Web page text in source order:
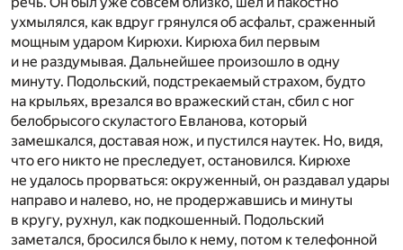
ухмылялся, как вдруг грянулся об асфальт, сраженный
мощным ударом Кирюхи. Кирюха бил первым
и не раздумывая. Дальнейшее произошло в одну
минуту. Подольский, подстрекаемый страхом, будто
на крыльях, врезался во вражеский стан, сбил с ног
белобрысого скуластого Евланова, который
замешкался, доставая нож, и пустился наутек. Но, видя,
что его никто не преследует, остановился. Кирюхе
не удалось прорваться: окруженный, он раздавал удары
направо и налево, но, не продержавшись и минуты
в кругу, рухнул, как подкошенный. Подольский
заметался, бросился было к нему, потом к телефонной